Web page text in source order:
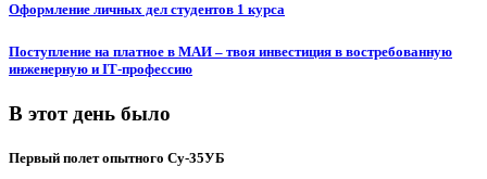
Оформление личных дел студентов 1 курса
Поступление на платное в МАИ – твоя инвестиция в востребованную
инженерную и IT‑профессию
В этот день было
Первый полет опытного Су-35УБ